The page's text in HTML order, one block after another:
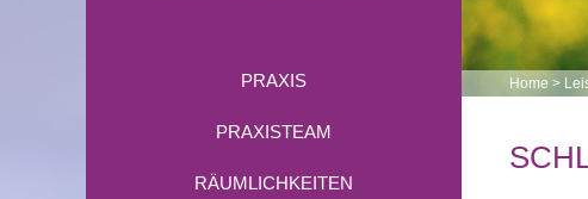
PRAXIS
PRAXISTEAM
RÄUMLICHKEITEN
Home >